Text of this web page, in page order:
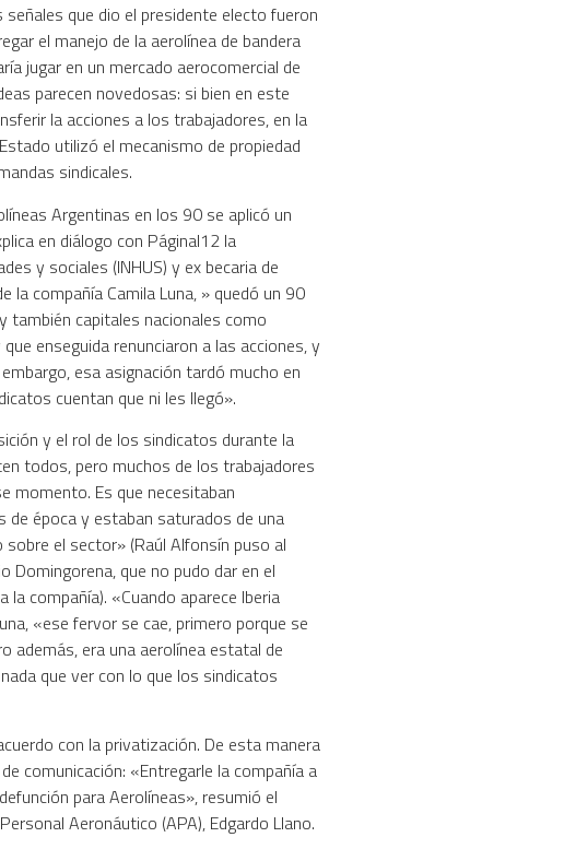
que dio el presidente electo fueron
el manejo de la aerolínea de bandera
jugar en un mercado aerocomercial de
parecen novedosas: si bien en este
la acciones a los trabajadores, en la
utilizó el mecanismo de propiedad
sindicales.
Argentinas en los 90 se aplicó un
en diálogo con PáginaI12 la
y sociales (INHUS) y ex becaria de
la compañía Camila Luna, » quedó un 90
también capitales nacionales como
enseguida renunciaron a las acciones, y
esa asignación tardó mucho en
cuentan que ni les llegó».
y el rol de los sindicatos durante la
todos, pero muchos de los trabajadores
momento. Es que necesitaban
época y estaban saturados de una
el sector» (Raúl Alfonsín puso al
Domingorena, que no pudo dar en el
compañía). «Cuando aparece Iberia
«ese fervor se cae, primero porque se
además, era una aerolínea estatal de
que ver con lo que los sindicatos
con la privatización. De esta manera
comunicación: «Entregarle la compañía a
para Aerolíneas», resumió el
Aeronáutico (APA), Edgardo Llano.